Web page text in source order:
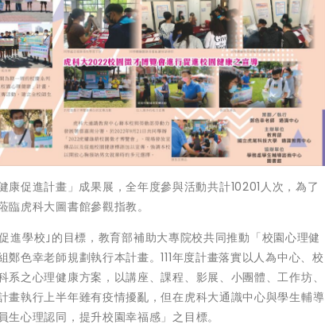
康促進計畫」成果展，全年度參與活動共計10201人次，為了
虎科大圖書館參觀指教。
學校｣的目標，教育部補助大專院校共同推動「校園心理健
色幸老師規劃執行本計畫。111年度計畫落實以人為中心、校
之心理健康方案，以講座、課程、影展、小團體、工作坊、
執行上半年雖有疫情擾亂，但在虎科大通識中心與學生輔導
心理認同，提升校園幸福感」之目標。